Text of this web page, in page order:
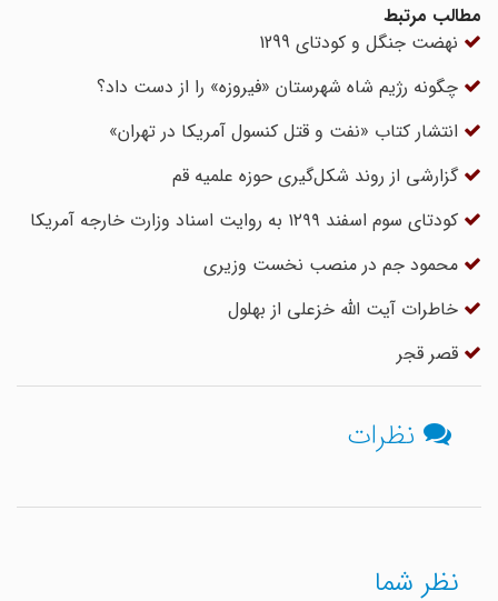
مطالب مرتبط
نهضت جنگل و کودتای 1299
چگونه رژیم شاه شهرستان «فیروزه» را از دست داد؟
انتشار کتاب «نفت و قتل کنسول آمریکا در تهران»
گزارشی از روند شکل‌گیری حوزه علمیه قم
کودتای سوم اسفند ۱۲۹۹ به روایت اسناد وزارت خارجه آمریکا
محمود جم در منصب نخست وزیری
خاطرات آیت الله خزعلی از بهلول
قصر قجر
نظرات
نظر شما